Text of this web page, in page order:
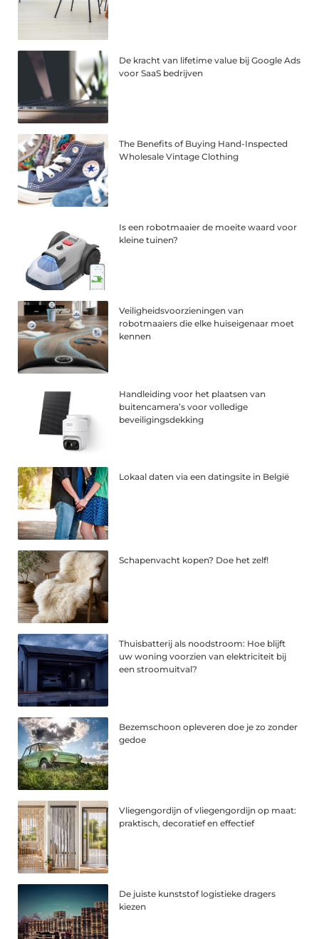
De kracht van lifetime value bij Google Ads
voor SaaS bedrijven
The Benefits of Buying Hand-Inspected
Wholesale Vintage Clothing
Is een robotmaaier de moeite waard voor
kleine tuinen?
Veiligheidsvoorzieningen van
robotmaaiers die elke huiseigenaar moet
kennen
Handleiding voor het plaatsen van
buitencamera’s voor volledige
beveiligingsdekking
Lokaal daten via een datingsite in België
Schapenvacht kopen? Doe het zelf!
Thuisbatterij als noodstroom: Hoe blijft
uw woning voorzien van elektriciteit bij
een stroomuitval?
Bezemschoon opleveren doe je zo zonder
gedoe
Vliegengordijn of vliegengordijn op maat:
praktisch, decoratief en effectief
De juiste kunststof logistieke dragers
kiezen